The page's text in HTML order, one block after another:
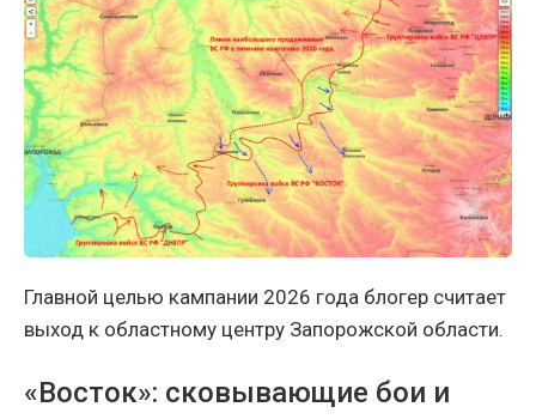
Главной целью кампании 2026 года блогер считает
выход к областному центру Запорожской области.
«Восток»: сковывающие бои и